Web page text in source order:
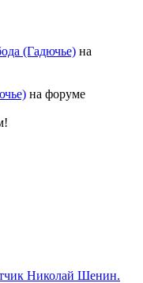
(Гадючье) на
на форуме
Николай Шенин.